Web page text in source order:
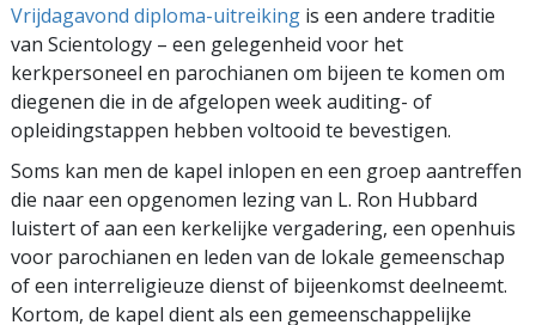
Vrijdagavond diploma-uitreiking is een andere traditie
van Scientology – een gelegenheid voor het
kerkpersoneel en parochianen om bijeen te komen om
diegenen die in de afgelopen week auditing- of
opleidingstappen hebben voltooid te bevestigen.
Soms kan men de kapel inlopen en een groep aantreffen
die naar een opgenomen lezing van L. Ron Hubbard
luistert of aan een kerkelijke vergadering, een openhuis
voor parochianen en leden van de lokale gemeenschap
of een interreligieuze dienst of bijeenkomst deelneemt.
Kortom, de kapel dient als een gemeenschappelijke